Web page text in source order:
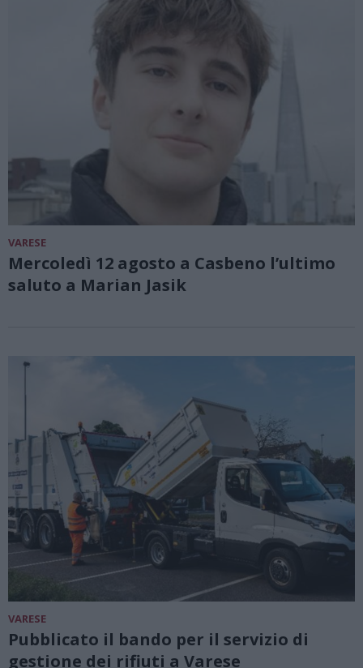
VARESE
Mercoledì 12 agosto a Casbeno l’ultimo
saluto a Marian Jasik
VARESE
Pubblicato il bando per il servizio di
gestione dei rifiuti a Varese